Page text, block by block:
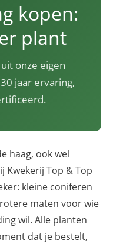
kopen:
plant
onze eigen
jaar ervaring,
haag, ook wel
Kwekerij Top & Top
kleine coniferen
maten voor wie
wil. Alle planten
dat je bestelt,